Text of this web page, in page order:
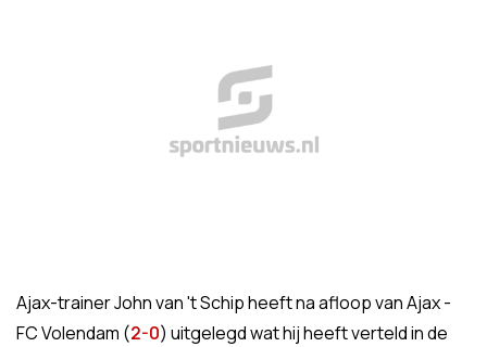
Ajax-trainer John van 't Schip heeft na afloop van Ajax -
FC Volendam (2-0) uitgelegd wat hij heeft verteld in de